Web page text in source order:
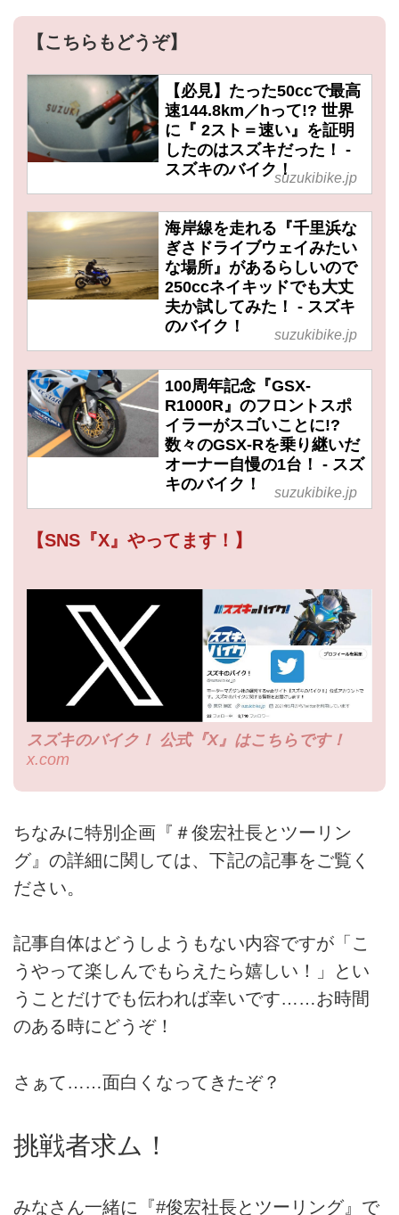
【こちらもどうぞ】
【必見】たった50ccで最高
速144.8km／hって!? 世界
に『 2スト＝速い』を証明
したのはスズキだった！ -
スズキのバイク！suzukibike.jp
海岸線を走れる『千里浜な
ぎさドライブウェイみたい
な場所』があるらしいので
250ccネイキッドでも大丈
夫か試してみた！ - スズキ
のバイク！
suzukibike.jp
100周年記念『GSX-
R1000R』のフロントスポ
イラーがスゴいことに!?
数々のGSX-Rを乗り継いだ
オーナー自慢の1台！ - スズ
キのバイク！
suzukibike.jp
【SNS『X』やってます！】
スズキのバイク！ 公式『X』はこちらです！
x.com
ちなみに特別企画『＃俊宏社長とツーリン
グ』の詳細に関しては、下記の記事をご覧く
ださい。
記事自体はどうしようもない内容ですが「こ
うやって楽しんでもらえたら嬉しい！」とい
うことだけでも伝われば幸いです……お時間
のある時にどうぞ！
さぁて……面白くなってきたぞ？
挑戦者求ム！
みなさん一緒に『#俊宏社長とツーリング』で